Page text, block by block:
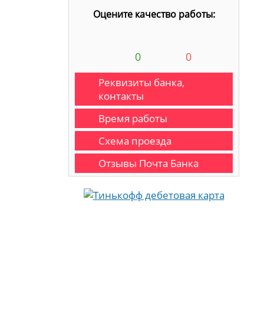
Оцените качество работы:
0 0
Реквизиты банка,
контакты
Время работы
Схема проезда
Отзывы Почта Банка